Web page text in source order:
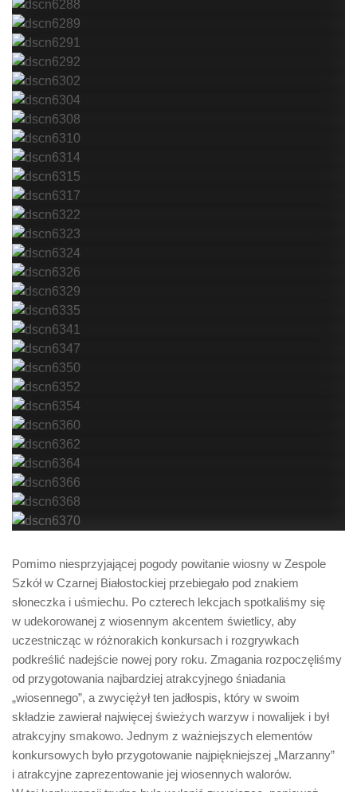
Pomimo niesprzyjającej pogody powitanie wiosny w Zespole
Szkół w Czarnej Białostockiej przebiegało pod znakiem
słoneczka i uśmiechu. Po czterech lekcjach spotkaliśmy się
w udekorowanej z wiosennym akcentem świetlicy, aby
uczestnicząc w różnorakich konkursach i rozgrywkach
podkreślić nadejście nowej pory roku. Zmagania rozpoczęliśmy
od przygotowania najbardziej atrakcyjnego śniadania
„wiosennego”, a zwyciężył ten jadłospis, który w swoim
składzie zawierał najwięcej świeżych warzyw i nowalijek i był
atrakcyjny smakowo. Jednym z ważniejszych elementów
konkursowych było przygotowanie najpiękniejszej „Marzanny”
i atrakcyjne zaprezentowanie jej wiosennych walorów.